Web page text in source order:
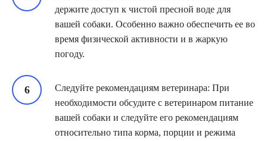
держите доступ к чистой пресной воде для
вашей собаки. Особенно важно обеспечить ее во
время физической активности и в жаркую
погоду.
Следуйте рекомендациям ветеринара: При
необходимости обсудите с ветеринаром питание
вашей собаки и следуйте его рекомендациям
относительно типа корма, порции и режима